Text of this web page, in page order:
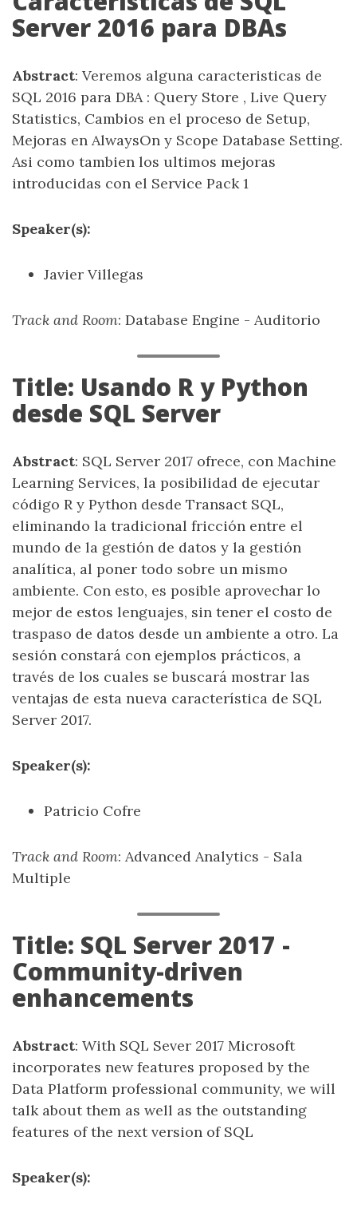
Server 2016 para DBAs
Abstract: Veremos alguna caracteristicas de
SQL 2016 para DBA : Query Store , Live Query
Statistics, Cambios en el proceso de Setup,
Mejoras en AlwaysOn y Scope Database Setting.
Asi como tambien los ultimos mejoras
introducidas con el Service Pack 1
Speaker(s):
Javier Villegas
Track and Room: Database Engine - Auditorio
Title: Usando R y Python
desde SQL Server
Abstract: SQL Server 2017 ofrece, con Machine
Learning Services, la posibilidad de ejecutar
código R y Python desde Transact SQL,
eliminando la tradicional fricción entre el
mundo de la gestión de datos y la gestión
analítica, al poner todo sobre un mismo
ambiente. Con esto, es posible aprovechar lo
mejor de estos lenguajes, sin tener el costo de
traspaso de datos desde un ambiente a otro. La
sesión constará con ejemplos prácticos, a
través de los cuales se buscará mostrar las
ventajas de esta nueva característica de SQL
Server 2017.
Speaker(s):
Patricio Cofre
Track and Room: Advanced Analytics - Sala
Multiple
Title: SQL Server 2017 -
Community-driven
enhancements
Abstract: With SQL Sever 2017 Microsoft
incorporates new features proposed by the
Data Platform professional community, we will
talk about them as well as the outstanding
features of the next version of SQL
Speaker(s):